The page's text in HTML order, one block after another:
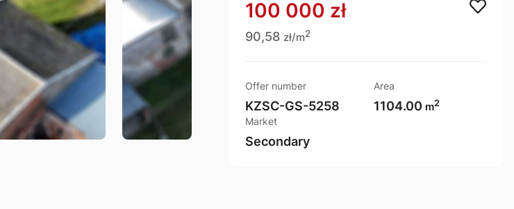
100 000 zł
90,58 zł/m2
Offer number
KZSC-GS-5258
Area
1104.00 m2
Market
Secondary